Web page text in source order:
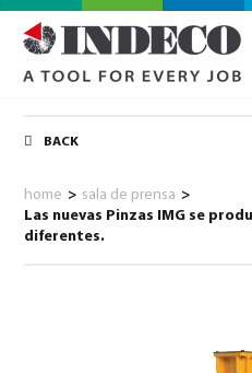
BACK
home > sala de prensa >
Las nuevas Pinzas IMG se
diferentes.